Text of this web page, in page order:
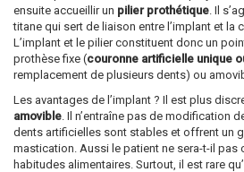
ensuite accueillir un pilier prothétique. Il
titane qui sert de liaison entre l’implant et la
L’implant et le pilier constituent donc un
prothèse fixe (couronne artificielle unique
remplacement de plusieurs dents) ou
Les avantages de l’implant ? Il est plus
amovible. Il n’entraîne pas de modification
dents artificielles sont stables et offrent un
mastication. Aussi le patient ne sera-t-il pas
habitudes alimentaires. Surtout, il est rare